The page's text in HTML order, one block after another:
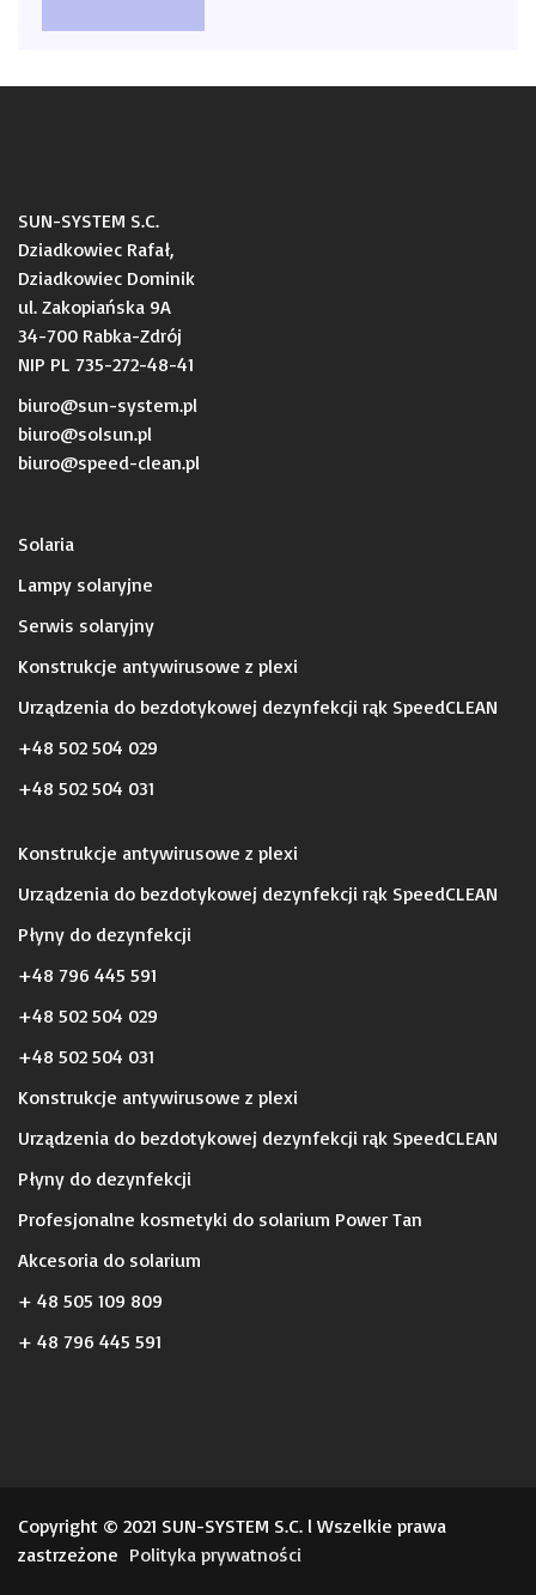
SUN-SYSTEM S.C.
Dziadkowiec Rafał,
Dziadkowiec Dominik
ul. Zakopiańska 9A
34-700 Rabka-Zdrój
NIP PL 735-272-48-41
biuro@sun-system.pl
biuro@solsun.pl
biuro@speed-clean.pl
Solaria
Lampy solaryjne
Serwis solaryjny
Konstrukcje antywirusowe z plexi
Urządzenia do bezdotykowej dezynfekcji rąk SpeedCLEAN
+48 502 504 029
+48 502 504 031
Konstrukcje antywirusowe z plexi
Urządzenia do bezdotykowej dezynfekcji rąk SpeedCLEAN
Płyny do dezynfekcji
+48 796 445 591
+48 502 504 029
+48 502 504 031
Konstrukcje antywirusowe z plexi
Urządzenia do bezdotykowej dezynfekcji rąk SpeedCLEAN
Płyny do dezynfekcji
Profesjonalne kosmetyki do solarium Power Tan
Akcesoria do solarium
+ 48 505 109 809
+ 48 796 445 591
Copyright © 2021 SUN-SYSTEM S.C. l Wszelkie prawa
zastrzeżone Polityka prywatności